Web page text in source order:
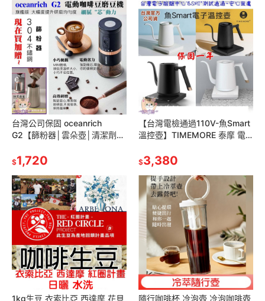
台灣公司保固 oceanrich
G2【篩粉器│雲朵壺│清潔劑】
小型全自動磨粉器
$1,720
【台灣電檢通過110V-魚Smart
溫控壺】TIMEMORE 泰摩 電
600ml/800ml-細口/鶴嘴
$3,380
1kg生豆 衣索比亞 西達摩 花貝 隨行咖啡杯 冷泡壺 冷泡咖啡壺